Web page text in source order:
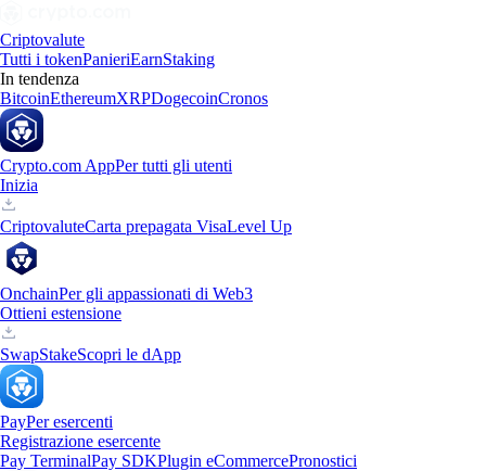
Criptovalute
Tutti i tokenPanieriEarnStaking
In tendenza
BitcoinEthereumXRPDogecoinCronos
Crypto.com AppPer tutti gli utenti
Inizia
CriptovaluteCarta prepagata VisaLevel Up
OnchainPer gli appassionati di Web3
Ottieni estensione
SwapStakeScopri le dApp
PayPer esercenti
Registrazione esercente
Pay TerminalPay SDKPlugin eCommercePronostici